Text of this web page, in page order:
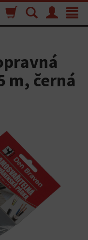
Toggle
Menu
Vyhľadávanie
Nákupný
košík
m, černá